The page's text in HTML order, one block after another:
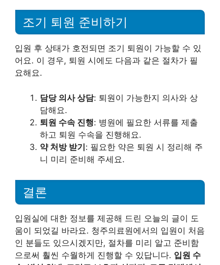
조기 퇴원 준비하기
입원 후 상태가 호전되면 조기 퇴원이 가능할 수 있
어요. 이 경우, 퇴원 시에도 다음과 같은 절차가 필
요해요.
담당 의사 상담: 퇴원이 가능한지 의사와 상
담해요.
퇴원 수속 진행: 병원에 필요한 서류를 제출
하고 퇴원 수속을 진행해요.
약 처방 받기: 필요한 약은 퇴원 시 정리해 주
니 미리 준비해 주세요.
결론
입원실에 대한 정보를 제공해 드린 오늘의 글이 도
움이 되었길 바라요. 청주의료원에서의 입원이 처음
인 분들도 있으시겠지만, 절차를 미리 알고 준비함
으로써 훨씬 수월하게 진행할 수 있답니다. 입원 수